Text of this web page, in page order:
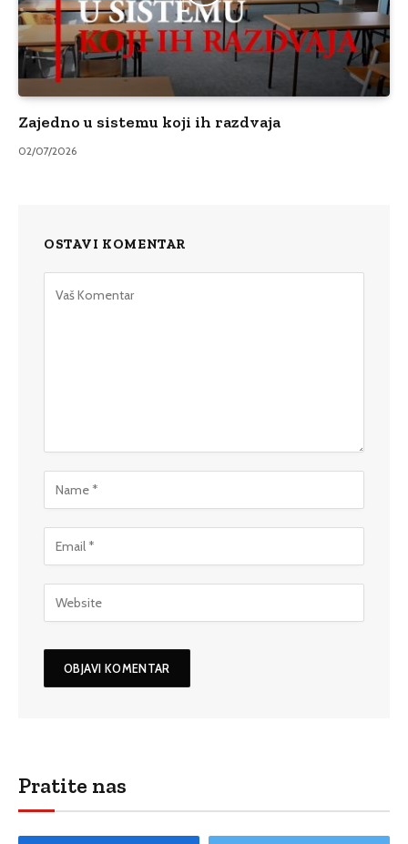
Zajedno u sistemu koji ih razdvaja
02/07/2026
OSTAVI KOMENTAR
Pratite nas